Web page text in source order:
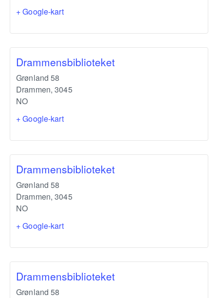
+ Google-kart
Drammensbiblioteket
Grønland 58
Drammen, 3045
NO
+ Google-kart
Drammensbiblioteket
Grønland 58
Drammen, 3045
NO
+ Google-kart
Drammensbiblioteket
Grønland 58